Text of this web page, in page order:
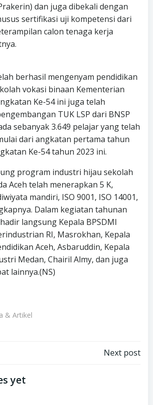
dan juga dibekali dengan
sertifikasi uji kompetensi dari
calon tenaga kerja
berhasil mengenyam pendidikan
vokasi binaan Kementerian
Ke-54 ini juga telah
TUK LSP dari BNSP
sebanyak 3.649 pelajar yang telah
dari angkatan pertama tahun
Ke-54 tahun 2023 ini.
program industri hijau sekolah
Aceh telah menerapkan 5 K,
mandiri, ISO 9001, ISO 14001,
Dalam kegiatan tahunan
langsung Kepala BPSDMI
RI, Masrokhan, Kepala
Aceh, Asbaruddin, Kepala
Medan, Chairil Almy, dan juga
lainnya.(NS)
& Artikel
Next post
yet